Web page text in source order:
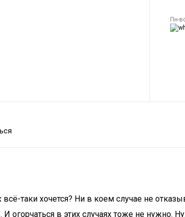
Пн-
таки хочется? Ни в коем случае не
в этих случаях тоже не нужно.